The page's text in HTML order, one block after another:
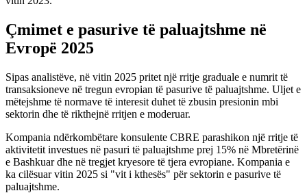
Çmimet e pasurive të paluajtshme në
Evropë 2025
Sipas analistëve, në vitin 2025 pritet një rritje graduale e numrit të
transaksioneve në tregun evropian të pasurive të paluajtshme. Uljet e
mëtejshme të normave të interesit duhet të zbusin presionin mbi
sektorin dhe të rikthejnë rritjen e moderuar.
Kompania ndërkombëtare konsulente CBRE parashikon një rritje të
aktivitetit investues në pasuri të paluajtshme prej 15% në Mbretërinë
e Bashkuar dhe në tregjet kryesore të tjera evropiane. Kompania e
ka cilësuar vitin 2025 si "vit i kthesës" për sektorin e pasurive të
paluajtshme.